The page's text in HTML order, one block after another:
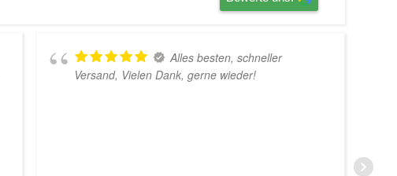
Alles besten, schneller
Versand, Vielen Dank, gerne wieder!